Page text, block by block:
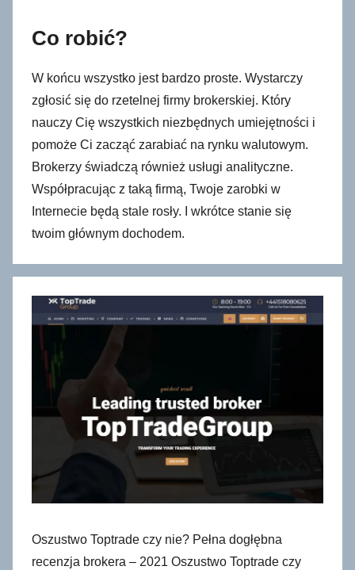
Co robić?
W końcu wszystko jest bardzo proste. Wystarczy
zgłosić się do rzetelnej firmy brokerskiej. Który
nauczy Cię wszystkich niezbędnych umiejętności i
pomoże Ci zacząć zarabiać na rynku walutowym.
Brokerzy świadczą również usługi analityczne.
Współpracując z taką firmą, Twoje zarobki w
Internecie będą stale rosły. I wkrótce stanie się
twoim głównym dochodem.
Oszustwo Toptrade czy nie? Pełna dogłębna
recenzja brokera – 2021 Oszustwo Toptrade czy